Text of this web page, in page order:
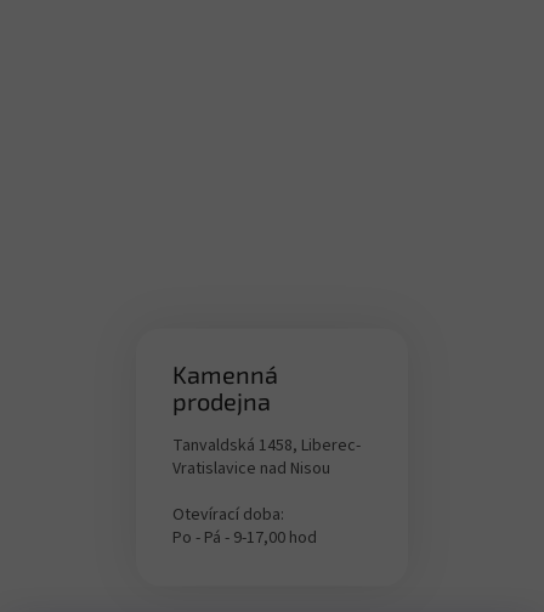
Kamenná
prodejna
Tanvaldská 1458, Liberec-
Vratislavice nad Nisou
Otevírací doba:
Po - Pá - 9-17,00 hod